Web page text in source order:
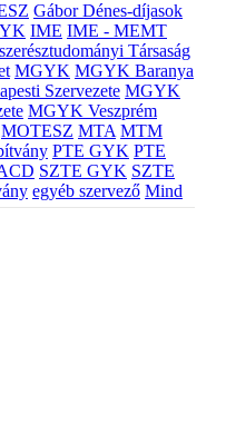
Gábor Dénes-díjasok
IME IME - MEMT
Társaság
MGYK MGYK Baranya
Szervezete MGYK
MGYK Veszprém
MOTESZ MTA MTM
PTE GYK PTE
SZTE GYK SZTE
egyéb szervező Mind